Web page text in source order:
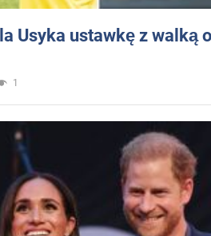
Usyka ustawkę z walką
1